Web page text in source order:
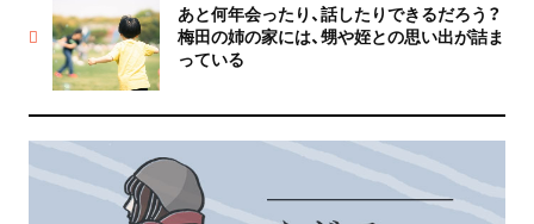
あと何年会ったり、話したりできるだろう？
梅田の姉の家には、甥や姪との思い出が詰ま
っている